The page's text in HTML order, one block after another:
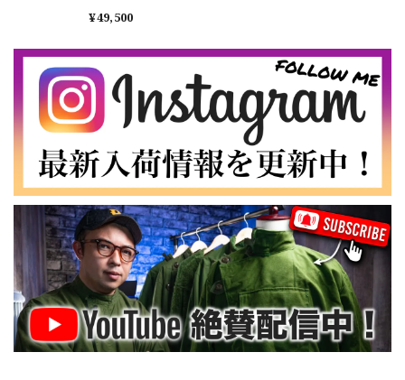
【LARGE】Ralph Lauren Short Sleeve Cotton BD Shirt ラルフローレン ユーズド 半袖 ボタンダウンシャツ No.146
2026/07/14
【Cooperstown Ball Cap】Made in USA Baseball Cap "NY" STONE×GREEN 新品 クーパーズタウンボールキャップ 6パネル ２トーン 緑
３.1947 New York Cubans
2026/07/01
2026/06/29
PARKA "Mid Type"
INDUSTRIES L-S 米
軍 実物 エクワックス
ゴアテックスパーカ
ー 中期型 アルファ社
製 デッドストック
¥49,500